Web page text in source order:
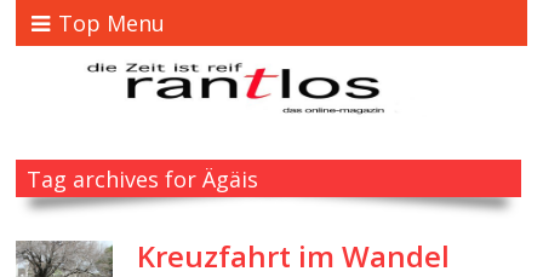
Top Menu
Tag archives for Ägäis
Kreuzfahrt im Wandel